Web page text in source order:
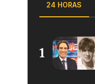
24 HORAS
1